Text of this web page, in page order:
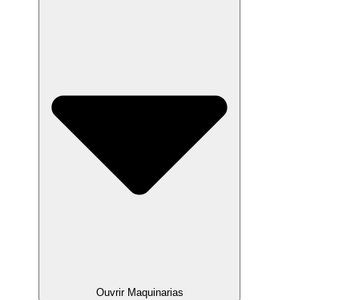
Ouvrir Maquinarias